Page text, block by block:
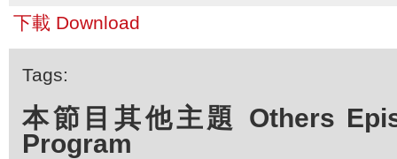
下載 Download
Tags:
本節目其他主題 Others
Program